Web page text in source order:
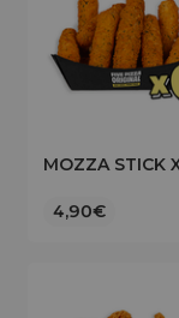
MOZZA STICK
4,90€